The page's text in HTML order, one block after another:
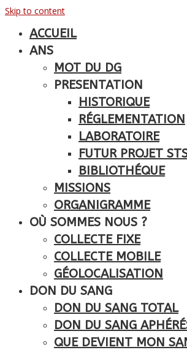
Skip to content
ACCUEIL
ANS
MOT DU DG
PRESENTATION
HISTORIQUE
RÉGLEMENTATION
LABORATOIRE
FUTUR PROJET
BIBLIOTHÉQUE
MISSIONS
ORGANIGRAMME
OÙ SOMMES NOUS ?
COLLECTE FIXE
COLLECTE MOBILE
GÉOLOCALISATION
DON DU SANG
DON DU SANG TOTAL
DON DU SANG
QUE DEVIENT MON